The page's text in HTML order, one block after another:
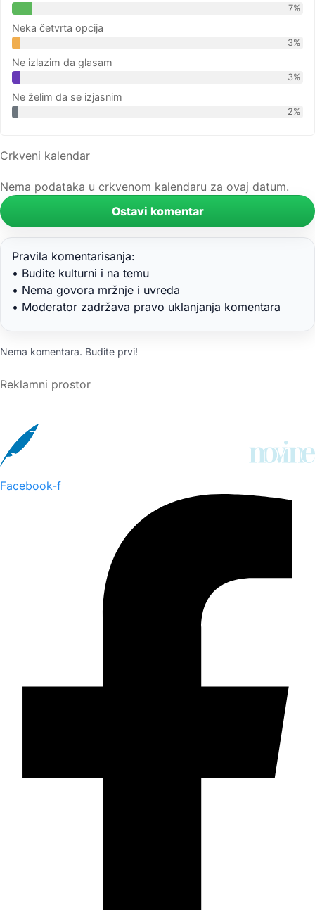
7%
Neka četvrta opcija
3%
Ne izlazim da glasam
3%
Ne želim da se izjasnim
2%
Crkveni kalendar
Nema podataka u crkvenom kalendaru za ovaj datum.
Ostavi komentar
Pravila komentarisanja:
• Budite kulturni i na temu
• Nema govora mržnje i uvreda
• Moderator zadržava pravo uklanjanja komentara
Nema komentara. Budite prvi!
Reklamni prostor
Facebook-f